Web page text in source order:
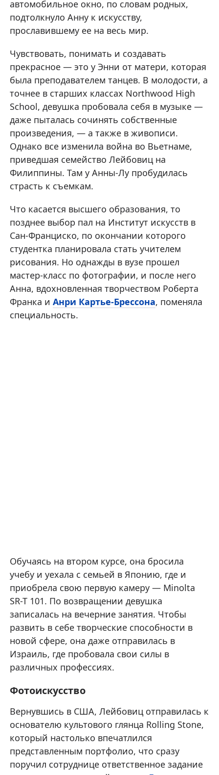
автомобильное окно, по словам родных,
подтолкнуло Анну к искусству,
прославившему ее на весь мир.
Чувствовать, понимать и создавать
прекрасное — это у Энни от матери, которая
была преподавателем танцев. В молодости, а
точнее в старших классах Northwood High
School, девушка пробовала себя в музыке —
даже пыталась сочинять собственные
произведения, — а также в живописи.
Однако все изменила война во Вьетнаме,
приведшая семейство Лейбовиц на
Филиппины. Там у Анны-Лу пробудилась
страсть к съемкам.
Что касается высшего образования, то
позднее выбор пал на Институт искусств в
Сан-Франциско, по окончании которого
студентка планировала стать учителем
рисования. Но однажды в вузе прошел
мастер-класс по фотографии, и после него
Анна, вдохновленная творчеством Роберта
Франка и Анри Картье-Брессона, поменяла
специальность.
Обучаясь на втором курсе, она бросила
учебу и уехала с семьей в Японию, где и
приобрела свою первую камеру — Minolta
SR-T 101. По возвращении девушка
записалась на вечерние занятия. Чтобы
развить в себе творческие способности в
новой сфере, она даже отправилась в
Израиль, где пробовала свои силы в
различных профессиях.
Фотоискусство
Вернувшись в США, Лейбовиц отправилась к
основателю культового глянца Rolling Stone,
который настолько впечатлился
представленным портфолио, что сразу
поручил сотруднице ответственное задание